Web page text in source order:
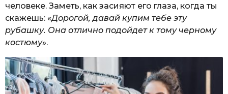
человеке. Заметь, как засияют его глаза, когда ты
скажешь: «Дорогой, давай купим тебе эту
рубашку. Она отлично подойдет к тому черному
костюму».